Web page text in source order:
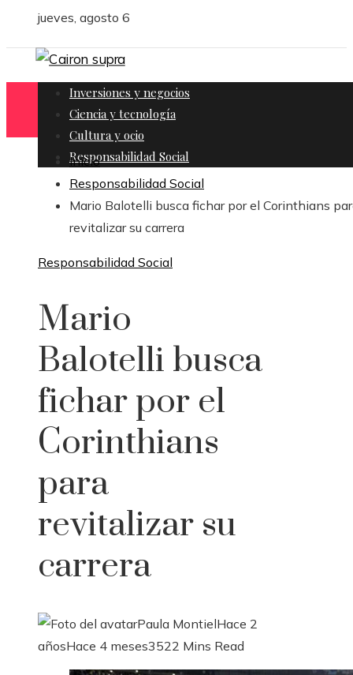
jueves, agosto 6
Inversiones y negocios
Ciencia y tecnología
Cultura y ocio
Responsabilidad Social
Inicio
Responsabilidad Social
Mario Balotelli busca fichar por el Corinthians
revitalizar su carrera
Responsabilidad Social
Mario
Balotelli busca
fichar por el
Corinthians
para
revitalizar su
carrera
Paula MontielHace 2
añosHace 4 meses3522 Mins Read